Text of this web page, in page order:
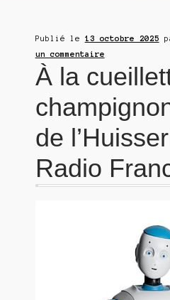
Publié le 13 octobre 2025
un commentaire
À la
de
Radio